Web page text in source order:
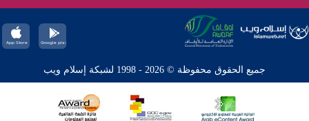
جميع الحقوق محفوظة © 2026 - 1998 لشبكة إسلام ويب